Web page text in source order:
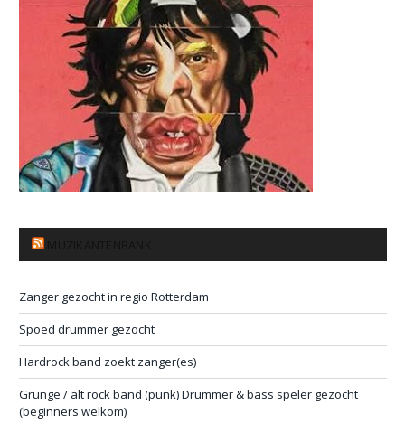
Zanger gezocht in regio Rotterdam
Spoed drummer gezocht
Hardrock band zoekt zanger(es)
Grunge / alt rock band (punk) Drummer & bass speler gezocht
(beginners welkom)